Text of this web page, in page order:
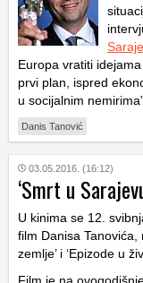
Europa vratiti
prvi plan, ispred
u socijalnim
Danis Tanović
03.05.2016. (16:12)
‘Smrt u
U kinima se 12.
film Danisa Tanovića,
zemlje’ i ‘Epizode u